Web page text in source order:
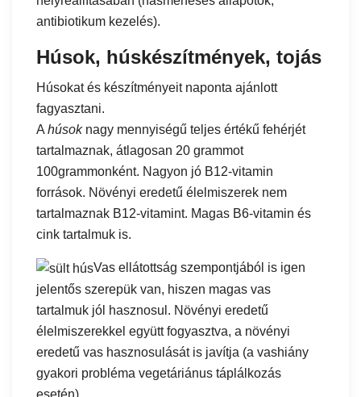
antibiotikum kezelés).
Húsok, húskészítmények, tojás
Húsokat és készítményeit naponta ajánlott
fagyasztani.
A húsoknagy mennyiségű teljes értékű fehérjét
tartalmaznak, átlagosan 20 grammot
100grammonként. Nagyon jó B12-vitamin
források. Növényi eredetű élelmiszerek nem
tartalmaznak B12-vitamint. Magas B6-vitamin és
cink tartalmuk is.
Vas ellátottság szempontjából is igen
jelentős szerepük van, hiszen magas vas
tartalmuk jól hasznosul. Növényi eredetű
élelmiszerekkel együtt fogyasztva, a növényi
eredetű vas hasznosulását is javítja (a vashiány
gyakori probléma vegetáriánus táplálkozás
esetén).